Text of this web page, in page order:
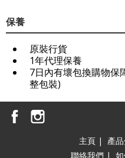
保養
原裝行貨
1年代理保養
7日內有壞包換購物保
整包裝)
主頁 | 產
聯絡我們 |